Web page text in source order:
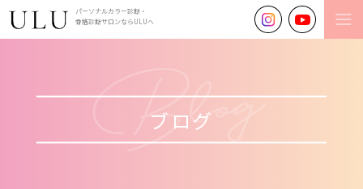
パーソナルカラー診断・
骨格診断サロンならULUへ
ブログ